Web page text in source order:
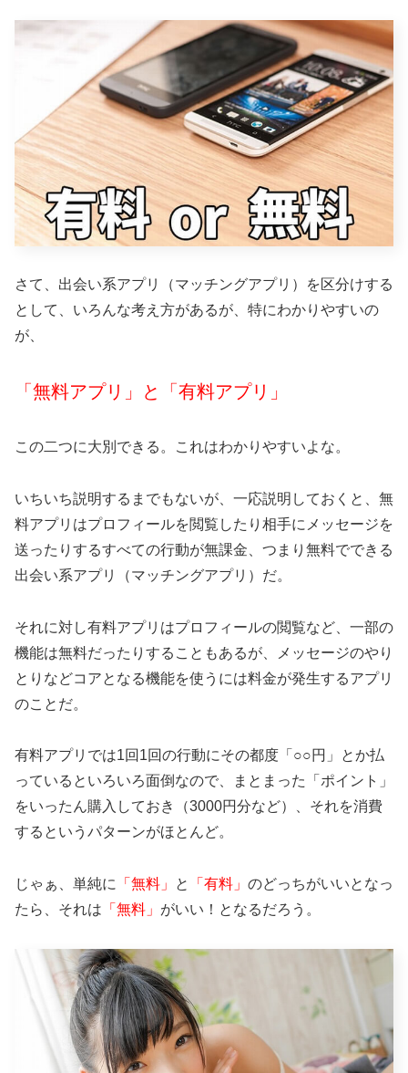
さて、出会い系アプリ（マッチングアプリ）を区分けする
として、いろんな考え方があるが、特にわかりやすいの
が、
「無料アプリ」と「 有料アプリ」
この二つに大別できる。これはわかりやすいよな。
いちいち説明するまでもないが、一応説明しておくと、無
料アプリはプロフィールを閲覧したり相手にメッセージを
送ったりするすべての行動が無課金、つまり無料でできる
出会い系アプリ（マッチングアプリ）だ。
それに対し有料アプリはプロフィールの閲覧など、一部の
機能は無料だったりすることもあるが、メッセージのやり
とりなどコアとなる機能を使うには料金が発生するアプリ
のことだ。
有料アプリでは1回1回の行動にその都度「○○円」とか払
っているといろいろ面倒なので、まとまった「ポイント」
をいったん購入しておき（3000円分など）、それを消費
するというパターンがほとんど。
じゃぁ、単純に 「無料」 と 「有料」 のどっちがいいとなっ
たら、それは 「無料」 がいい！となるだろう。